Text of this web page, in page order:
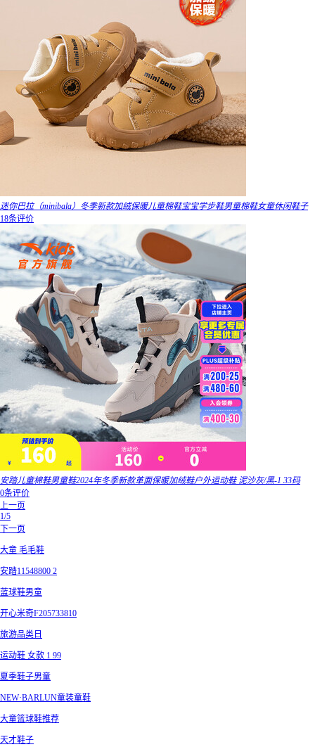
迷你巴拉（minibala）冬季新款加绒保暖儿童棉鞋宝宝学步鞋男童棉鞋女童休闲鞋子
18条评价
安踏儿童棉鞋男童鞋2024年冬季新款革面保暖加绒鞋户外运动鞋 泥沙灰/黑-1 33码
0条评价
上一页
1/5
下一页
大童 毛毛鞋
安踏11548800 2
蓝球鞋男童
开心米奇F205733810
旅游品类日
运动鞋 女款 1 99
夏季鞋子男童
NEW·BARLUN童装童鞋
大童篮球鞋推荐
天才鞋子